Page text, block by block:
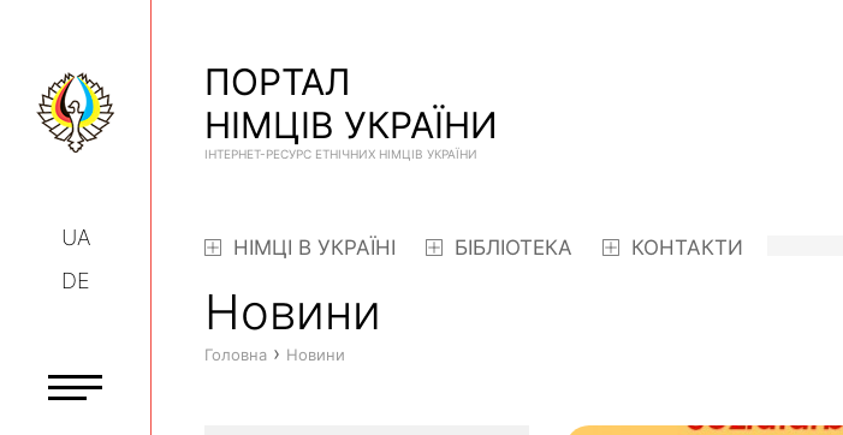
UA
DE
ПОРТАЛ
НІМЦІВ УКРАЇНИ
ІНТЕРНЕТ-РЕСУРС ЕТНІЧНИХ НІМЦІВ УКРАЇНИ
НІМЦІ В УКРАЇНІ БІБЛІОТЕКА КОНТАКТИ
Новини
Головна › Новини